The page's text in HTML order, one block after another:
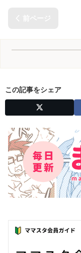
この記事をシェア